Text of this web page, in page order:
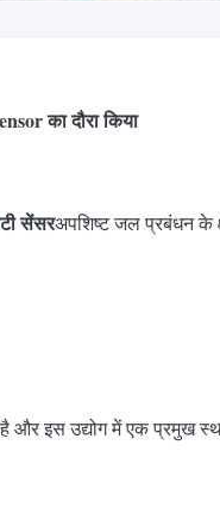
का दौरा किया
सेंसरअपशिष्ट जल प्रबंधन के
और इस उद्योग में एक प्रमुख